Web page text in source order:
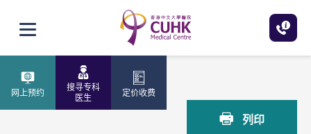
打开选单
网上预约
搜寻专科
医生
定价收费
主页 许祖绅医生
列印